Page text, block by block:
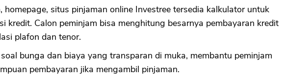
homepage, situs pinjaman online Investree tersedia kalkulator untuk
kredit. Calon peminjam bisa menghitung besarnya pembayaran kredit
plafon dan tenor.
bunga dan biaya yang transparan di muka, membantu peminjam
pembayaran jika mengambil pinjaman.